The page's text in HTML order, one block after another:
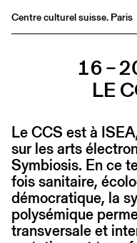
Centre culturel suisse. Paris
Médiathèque
Éditions
Informations
FR/EN
16 –
LE
Le CCS est à
sur les arts
Symbiosis. En ce
fois sanitaire,
démocratique, la
polysémique
transversale et